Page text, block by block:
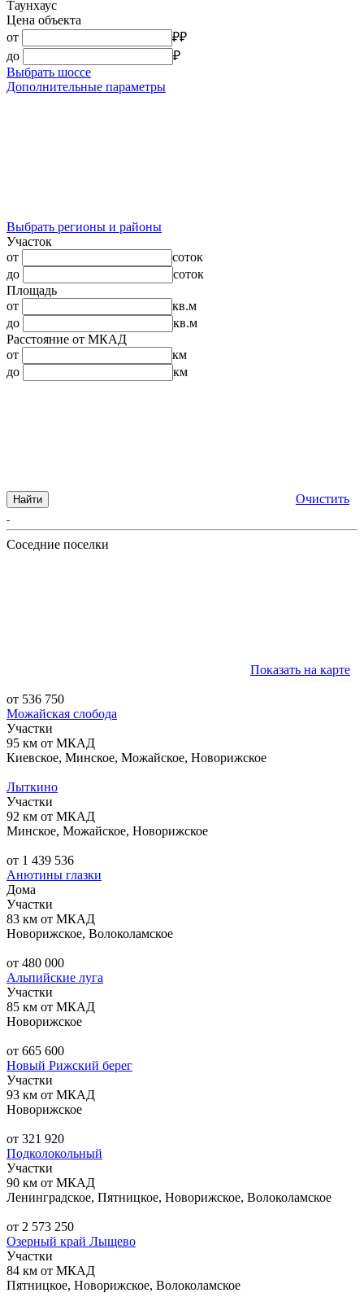
Таунхаус
Цена объекта
от
₽₽
до
₽
Выбрать шоссе
Дополнительные параметры
Выбрать регионы и районы
Участок
от
соток
до
соток
Площадь
от
кв.м
до
кв.м
Расстояние от МКАД
от
км
до
км
Найти Очистить
Соседние поселки
Показать на карте
от 536 750
Можайская слобода
Участки
95 км от МКАД
Киевское, Минское, Можайское, Новорижское
Лыткино
Участки
92 км от МКАД
Минское, Можайское, Новорижское
от 1 439 536
Анютины глазки
Дома
Участки
83 км от МКАД
Новорижское, Волоколамское
от 480 000
Альпийские луга
Участки
85 км от МКАД
Новорижское
от 665 600
Новый Рижский берег
Участки
93 км от МКАД
Новорижское
от 321 920
Подколокольный
Участки
90 км от МКАД
Ленинградское, Пятницкое, Новорижское, Волоколамское
от 2 573 250
Озерный край Лыщево
Участки
84 км от МКАД
Пятницкое, Новорижское, Волоколамское